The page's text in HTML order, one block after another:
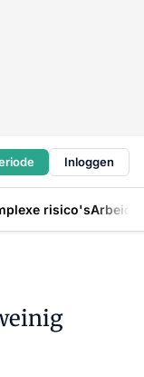
Inloggen
risico's